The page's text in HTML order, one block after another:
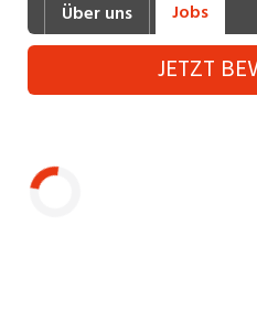
Industrie,
Produktion
Informatik,
Über uns Jobs
JETZT